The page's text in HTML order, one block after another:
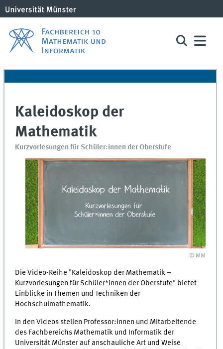
Kaleidoskop der
Mathematik
Kurzvorlesungen für Schüler:innen der Oberstufe
© MM
Die Video-Reihe "Kaleidoskop der Mathematik –
Kurzvorlesungen für Schüler*innen der Oberstufe" bietet
Einblicke in Themen und Techniken der
Hochschulmathematik.
In den Videos stellen Professor:innen und Mitarbeitende
des Fachbereichs Mathematik und Informatik der
Universität Münster auf anschauliche Art und Weise